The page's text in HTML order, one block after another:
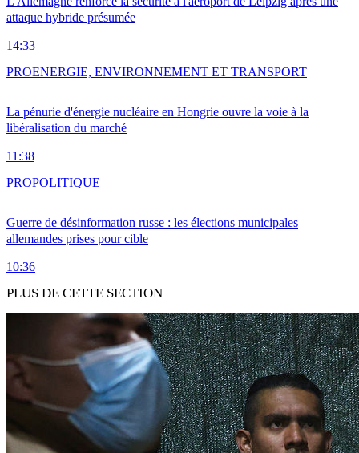
attaque hybride présumée
14:33
La pénurie d'énergie nucléaire en Hongrie ouvre la voie à la
libéralisation du marché
11:38
PROENERGIE, ENVIRONNEMENT ET TRANSPORT
Guerre de désinformation russe : les élections municipales
allemandes prises pour cible
10:36
PROPOLITIQUE
PLUS DE CETTE SECTION